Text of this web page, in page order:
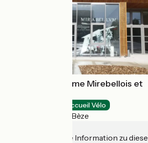
Office de tourisme Mirebellois et
Accueil Vélo
Mirebeau-sur-Bèze
Haben Sie eine Information zu